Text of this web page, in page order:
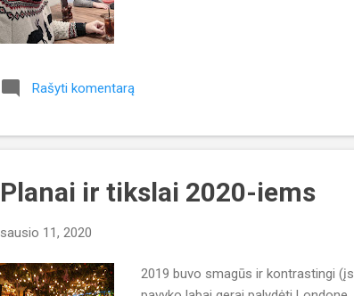
Rašyti komentarą
Planai ir tikslai 2020-iems
sausio 11, 2020
2019 buvo smagūs ir kontrastingi